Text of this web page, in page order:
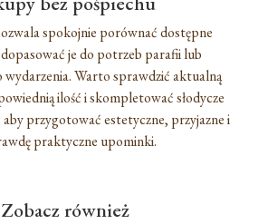
spokojnie porównać dostępne
je do potrzeb parafii lub
wydarzenia. Warto sprawdzić aktualną
ilość i skompletować słodycze
przygotować estetyczne, przyjazne i
praktyczne upominki.
Zobacz również